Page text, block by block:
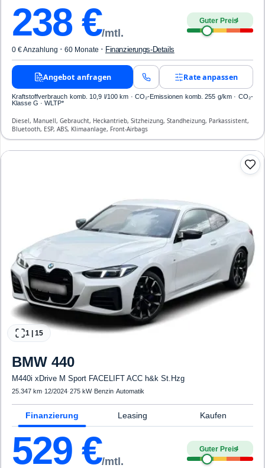
238€/mtl.
Guter Preis4
0 € Anzahlung · 60 Monate · Finanzierungs-Details
Angebot anfragen Rate anpassen
Kraftstoffverbrauch komb. 10,9 l/100 km · CO₂-Emissionen komb. 255 g/km · CO₂-
Klasse G · WLTP*
Diesel, Manuell, Gebraucht, Heckantrieb, Sitzheizung, Standheizung, Parkassistent,
Bluetooth, ESP, ABS, Klimaanlage, Front-Airbags
1 15
BMW 440
M440i xDrive M Sport FACELIFT ACC h&k St.Hzg
25.347 km· 12/2024·275 kW· Benzin·Automatik
Finanzierung Leasing Kaufen
529 €/mtl.
Guter Preis4